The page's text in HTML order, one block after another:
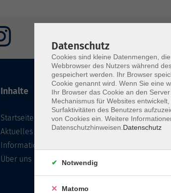
Inhalte
Startseite
Aktuelles
Informationen
Über uns
Datenschutz
Cookies sind kleine Datenmengen,
Webbrowser des Nutzers während
gespeichert werden. Ihr Browser
Cookie genannt wird. Wenn Sie eine
Ihr Browser das Cookie an den
Mechanismus für Websites
Surfaktivitäten des Benutzers
von Cookies ein. Weitere
Datenschutzhinweisen. Datenschutz
Notwendig
Matomo